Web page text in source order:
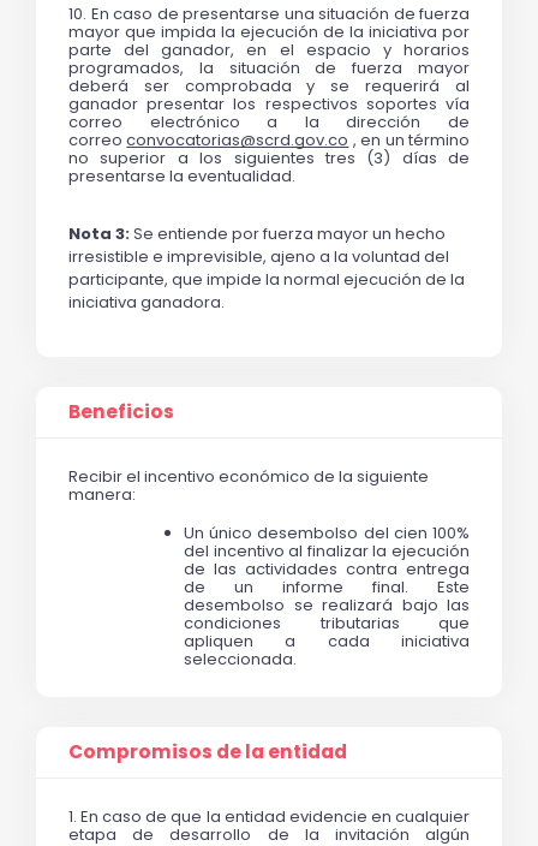
10. En caso de presentarse una situación de fuerza
mayor que impida la ejecución de la iniciativa por
parte del ganador, en el espacio y horarios
programados, la situación de fuerza mayor
deberá ser comprobada y se requerirá al
ganador presentar los respectivos soportes vía
correo electrónico a la dirección de
correo convocatorias@scrd.gov.co , en un término
no superior a los siguientes tres (3) días de
presentarse la eventualidad.
Nota 3: Se entiende por fuerza mayor un hecho
irresistible e imprevisible, ajeno a la voluntad del
participante, que impide la normal ejecución de la
iniciativa ganadora.
Beneficios
Recibir el incentivo económico de la siguiente
manera:
Un único desembolso del cien 100%
del incentivo al finalizar la ejecución
de las actividades contra entrega
de un informe final. Este
desembolso se realizará bajo las
condiciones tributarias que
apliquen a cada iniciativa
seleccionada.
Compromisos de la entidad
1. En caso de que la entidad evidencie en cualquier
etapa de desarrollo de la invitación algún